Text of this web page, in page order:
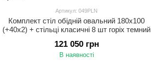
Артикул: 049PLN
Комплект стіл обідній овальний 180x100
(+40x2) + стільці класичні 8 шт горіх темний
121 050 грн
В наявності